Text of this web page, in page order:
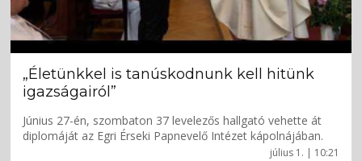
július 1. | 10:21
„Életünkkel is tanúskodnunk kell hitünk
igazságairól”
Június 27-én, szombaton 37 levelezős hallgató vehette át
diplomáját az Egri Érseki Papnevelő Intézet kápolnájában.